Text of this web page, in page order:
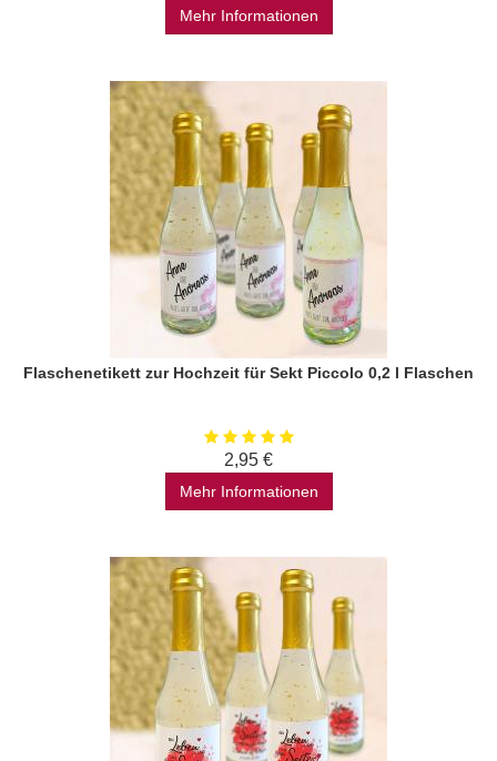
Mehr Informationen
Flaschenetikett zur Hochzeit für Sekt Piccolo 0,2 l Flaschen
2,95 €
Mehr Informationen